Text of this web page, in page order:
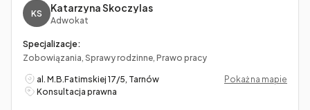
KS Katarzyna Skoczylas
Adwokat
Specjalizacje:
Zobowiązania, Sprawy rodzinne, Prawo pracy
al. M.B.Fatimskiej 17/5, Tarnów
Pokaż na mapie
Konsultacja prawna